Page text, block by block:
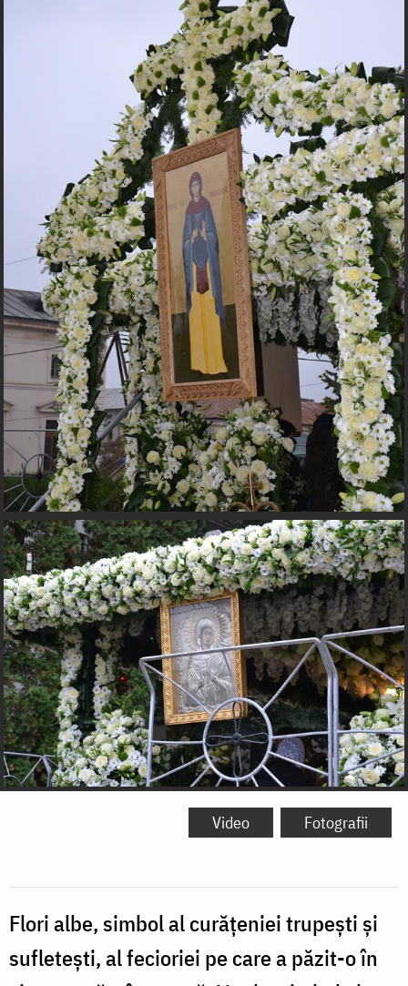
Video Fotografii
Flori albe, simbol al curățeniei trupești și
sufletești, al fecioriei pe care a păzit-o în